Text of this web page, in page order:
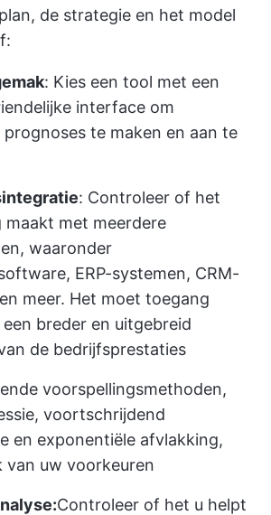
de strategie en het model
: Kies een tool met een
interface om
prognoses te maken en aan te
: Controleer of het
maakt met meerdere
waaronder
ERP-systemen, CRM-
meer. Het moet toegang
breder en uitgebreid
de bedrijfsprestaties
voorspellingsmethoden,
voortschrijdend
en exponentiële afvlakking,
van uw voorkeuren
Controleer of het u helpt